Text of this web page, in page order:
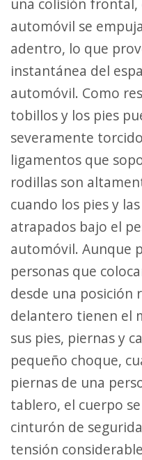
una colisión
automóvil se
adentro, lo que
instantánea del
automóvil. Como
tobillos y los pies
severamente
ligamentos que
rodillas son
cuando los pies y
atrapados bajo el
automóvil. Aunque
personas que
desde una posición
delantero tienen el
sus pies, piernas y
pequeño choque,
piernas de una
tablero, el cuerpo
cinturón de
tensión